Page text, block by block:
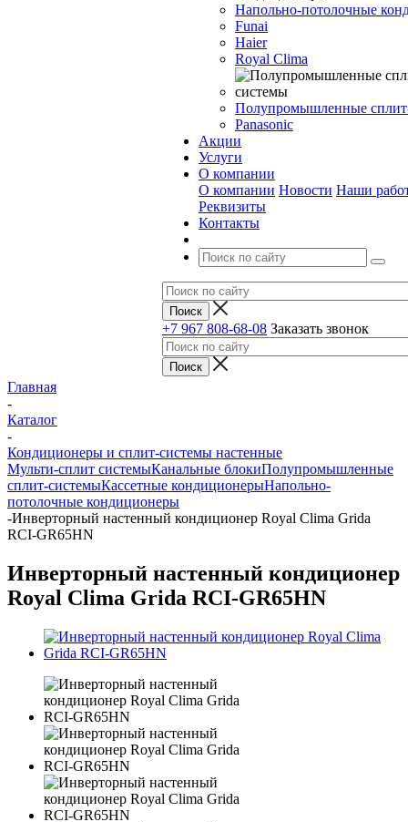
Напольно-потолочные
Funai
Haier
Royal Clima
Полупромышленные
Panasonic
Акции
Услуги
О компании
О компании Новости Наши
Реквизиты
Контакты
+7 967 808-68-08 Заказать звонок
Главная
-
Каталог
-
Кондиционеры и сплит-системы настенные
Мульти-сплит системыКанальные блокиПолупромышленные
сплит-системыКассетные кондиционерыНапольно-
потолочные кондиционеры
-Инверторный настенный кондиционер Royal Clima Grida
RCI-GR65HN
Инверторный настенный кондиционер
Royal Clima Grida RCI-GR65HN